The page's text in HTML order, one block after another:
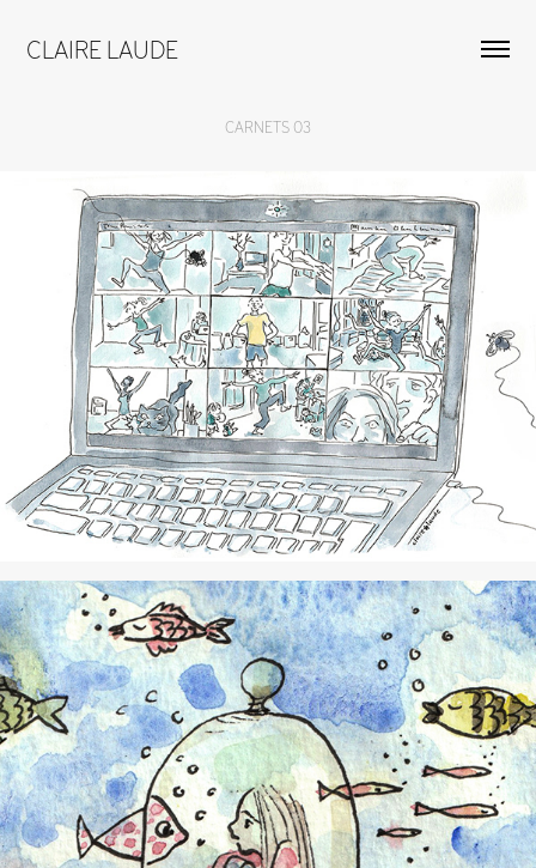
CLAIRE LAUDE
CARNETS 03